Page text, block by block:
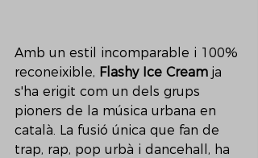
Amb un estil incomparable i 100%
reconeixible, Flashy Ice Cream ja
s'ha erigit com un dels grups
pioners de la música urbana en
català. La fusió única que fan de
trap, rap, pop urbà i dancehall, ha